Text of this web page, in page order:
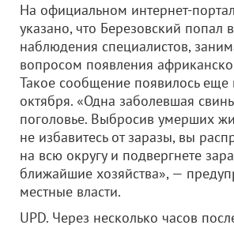
На официальном интернет-
указано, что Березовский попал
наблюдения специалистов,
вопросом появления
Такое сообщение появилось еще
октября. «Одна заболевшая
поголовье. Выбросив умерших
не избавитесь от заразы, вы
на всю округу и подвергнете
ближайшие хозяйства», —
местные власти.
UPD. Через несколько часов